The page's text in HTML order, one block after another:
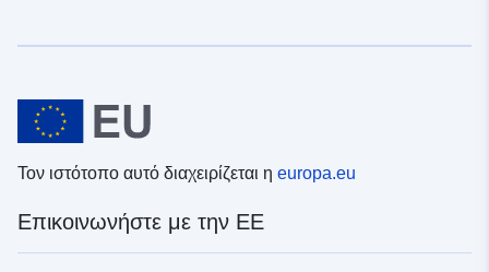
Τον ιστότοπο αυτό διαχειρίζεται η europa.eu
Επικοινωνήστε με την ΕΕ